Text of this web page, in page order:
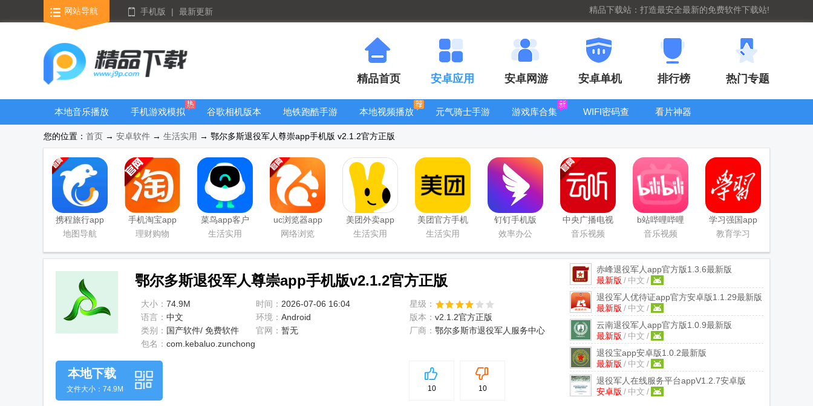
网站导航 手机版 | 最新更新 精品下载站：打造最安全最新的免费软件下载站!
精品首页 安卓应用 安卓网游 安卓单机 排行榜 热门专题
本地音乐播放
手机游戏模拟
器安卓版合集
谷歌相机版本
大全
地铁跑酷手游
大全
本地视频播放
器
元气骑士手游
游戏库合集
WIFI密码查
看片神器
全
您的位置： 首页 → 安卓软件 → 生活实用 → 鄂尔多斯退役军人尊崇app手机版 v2.1.2官方正版
携程旅行app
手机版
地图导航
手机淘宝app
客户端
理财购物
菜鸟app客户
端
生活实用
uc浏览器app
官方正版
网络浏览
美团外卖app
官方版
生活实用
美团官方手机
客户端
生活实用
钉钉手机版
app
效率办公
中央广播电视
总台云听app
音乐视频
b站哔哩哔哩
app手机版
音乐视频
学习强国app
手机版
教育学习
鄂尔多斯退役军人尊崇app手机版v2.1.2官方正版
大小： 74.9M 时间： 2026-07-06 16:04
星级：
语言： 中文 环境： Android 版本： v2.1.2官方正版
类别： 国产软件/ 免费软件 官网： 暂无 厂商： 鄂尔多斯市退役军人服务中心
包名： com.kebaluo.zunchong
赤峰退役军人app官方版1.3.6最新版
最新版 / 中文 /
退役军人优待证app官方安卓版1.1.29最新版
最新版 / 中文 /
云南退役军人app官方版1.0.9最新版
最新版 / 中文 /
退役宝app安卓版1.0.2最新版
最新版 / 中文 /
退役军人在线服务平台appV1.2.7安卓版
安卓版 / 中文 /
5
10 10
本地下载
文件大小：74.9M